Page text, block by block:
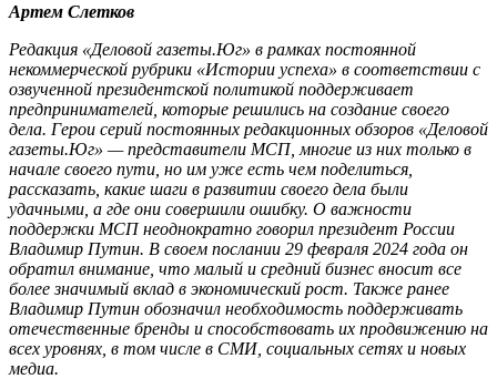
Артем Слетков
Редакция «Деловой газеты.Юг» в рамках постоянной
некоммерческой рубрики «Истории успеха» в соответствии с
озвученной президентской политикой поддерживает
предпринимателей, которые решились на создание своего
дела. Герои серий постоянных редакционных обзоров «Деловой
газеты.Юг» — представители МСП, многие из них только в
начале своего пути, но им уже есть чем поделиться,
рассказать, какие шаги в развитии своего дела были
удачными, а где они совершили ошибку. О важности
поддержки МСП неоднократно говорил президент России
Владимир Путин. В своем послании 29 февраля 2024 года он
обратил внимание, что малый и средний бизнес вносит все
более значимый вклад в экономический рост. Также ранее
Владимир Путин обозначил необходимость поддерживать
отечественные бренды и способствовать их продвижению на
всех уровнях, в том числе в СМИ, социальных сетях и новых
медиа.